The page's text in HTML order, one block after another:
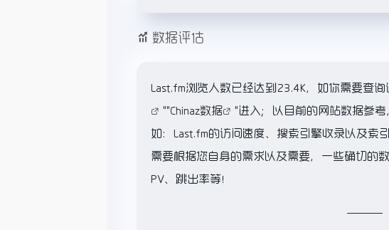
数据评估
Last.fm浏览人数已经达到23.4K，如你需要查
""Chinaz数据
"进入；以目前的网站数据参
如：Last.fm的访问速度、搜索引擎收录以及索
需要根据您自身的需求以及需要，一些确切的
PV、跳出率等！